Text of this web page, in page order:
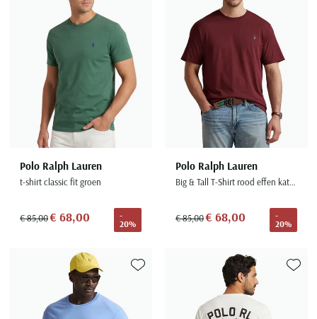
Seidensticker
Slater
State of Art
Superdry
Tenson
Thomas Maine
Tommy Hilfiger
Tramarossa
UBR
Wellington of Billmore
William Lockie
Alle merken
Polo Ralph Lauren
t-shirt classic fit groen
€ 85,00€ 68,00
-
20%
Polo Ralph Lauren
Big & Tall T-Shirt rood effen katoen
€ 85,00€ 68,00
-
20%
Toevoegen aan favorieten